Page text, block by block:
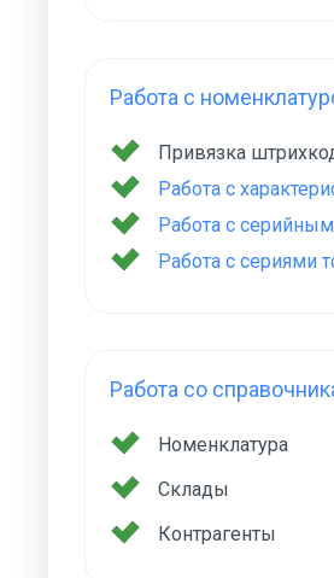
Работа с
Привязка
Работа с
Работа с
Работа с сериями
Работа со
Номенклатура
Склады
Контрагенты